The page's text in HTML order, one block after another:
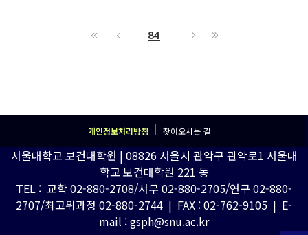
84
개인정보처리방침 찾아오시는 길
서울대학교 보건대학원 | 08826 서울시 관악구 관악로1 서울대
학교 보건대학원 221 동
TEL : 교학 02-880-2708/서무 02-880-2705/연구 02-880-
2707/최고위과정 02-880-2744 | FAX : 02-762-9105 | E-
mail : gsph@snu.ac.kr